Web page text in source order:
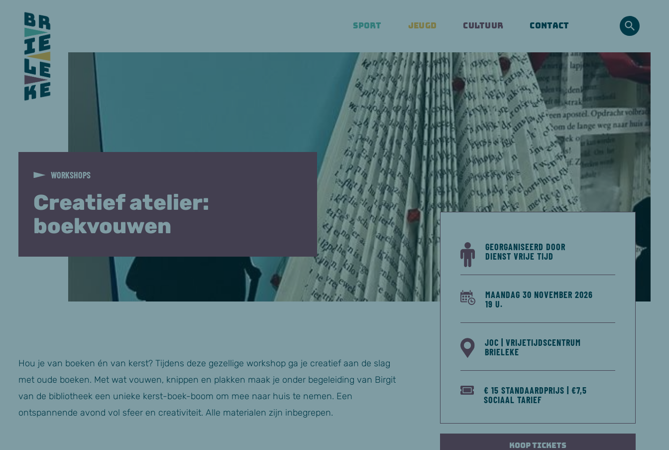
SPORT JEUGD CULTUUR CONTACT
WORKSHOPS
Creatief atelier:
boekvouwen
Hou je van boeken én van kerst? Tijdens deze gezellige workshop ga je creatief aan de slag
met oude boeken. Met wat vouwen, knippen en plakken maak je onder begeleiding van Birgit
van de bibliotheek een unieke kerst-boek-boom om mee naar huis te nemen. Een
ontspannende avond vol sfeer en creativiteit. Alle materialen zijn inbegrepen.
GEORGANISEERD DOOR
DIENST VRIJE TIJD
MAANDAG 30 NOVEMBER 2026
19 U.
JOC | VRIJETIJDSCENTRUM
BRIELEKE
€ 15 STANDAARDPRIJS | €7,5
SOCIAAL TARIEF
Koop tickets